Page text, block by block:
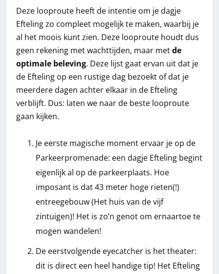
Deze looproute heeft de intentie om je dagje
Efteling zo compleet mogelijk te maken, waarbij je
al het moois kunt zien. Deze looproute houdt dus
geen rekening met wachttijden, maar metde
optimale beleving. Deze lijst gaat ervan uit dat je
de Efteling op een rustige dag bezoekt of dat je
meerdere dagen achter elkaar in de Efteling
verblijft. Dus: laten we naar de beste looproute
gaan kijken.
Je eerste magische moment ervaar je op de
Parkeerpromenade: een dagje Efteling begint
eigenlijk al op de parkeerplaats. Hoe
imposant is dat 43 meter hoge rieten(!)
entreegebouw (Het huis van de vijf
zintuigen)! Het is zo’n genot om ernaartoe te
mogen wandelen!
De eerstvolgende eyecatcher is het theater:
dit is direct een heel handige tip! Het Efteling